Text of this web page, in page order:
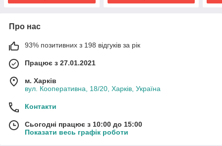
Про нас
93% позитивних з 198 відгуків за рік
Працює з 27.01.2021
м. Харків
вул. Кооперативна, 18/20, Харків, Україна
Контакти
Сьогодні працює з 10:00 до 15:00
Показати весь графік роботи